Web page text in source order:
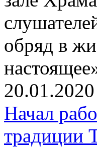
обряд в
20.01.2020
Начал
традиции